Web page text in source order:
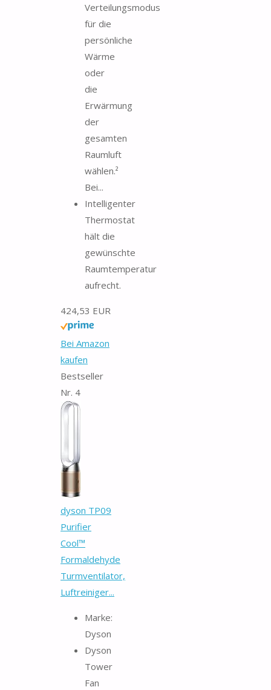
Verteilungsmodus
für die
persönliche
Wärme
oder
die
Erwärmung
der
gesamten
Raumluft
wählen.²
Bei...
Intelligenter
Thermostat
hält die
gewünschte
Raumtemperatur
aufrecht.
424,53 EUR
Bei Amazon
kaufen
Bestseller
Nr. 4
dyson TP09
Purifier
Cool™
Formaldehyde
Turmventilator,
Luftreiniger...
Marke:
Dyson
Dyson
Tower
Fan